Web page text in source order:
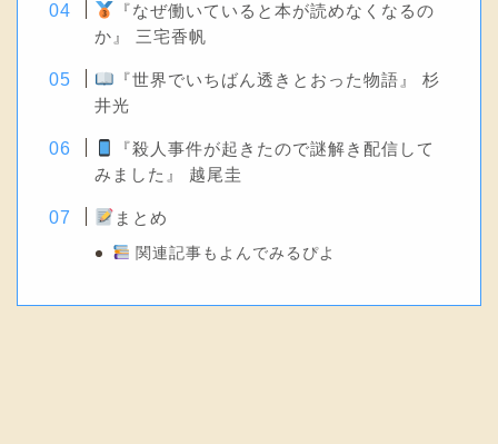
『なぜ働いていると本が読めなくなるの
か』 三宅香帆
『世界でいちばん透きとおった物語』 杉
井光
『殺人事件が起きたので謎解き配信して
みました』 越尾圭
まとめ
関連記事もよんでみるぴよ